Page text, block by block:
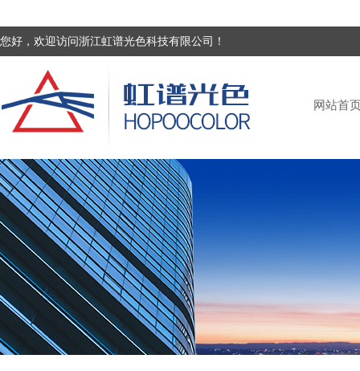
您好，欢迎访问浙江虹谱光色科技有限公司！
网站首